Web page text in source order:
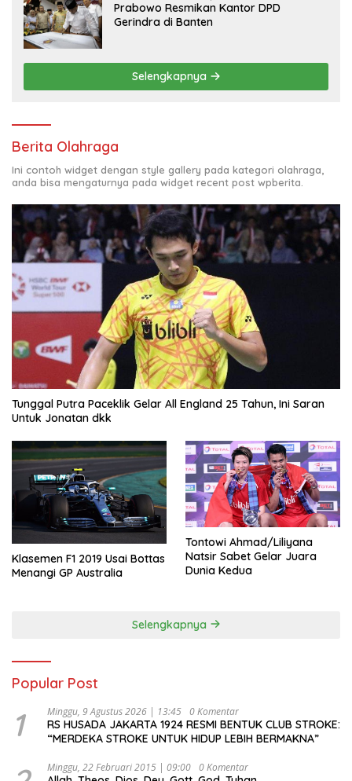
Prabowo Resmikan Kantor DPD
Gerindra di Banten
Selengkapnya
Berita Olahraga
Ini contoh widget dengan style gallery pada kategori olahraga,
anda bisa mengaturnya pada widget recent post wpberita.
Tunggal Putra Paceklik Gelar All England 25 Tahun, Ini Saran
Untuk Jonatan dkk
Klasemen F1 2019 Usai Bottas
Menangi GP Australia
Tontowi Ahmad/Liliyana
Natsir Sabet Gelar Juara
Dunia Kedua
Selengkapnya
Popular Post
1 Minggu, 9 Agustus 2026 | 13:45 0 Komentar
RS HUSADA JAKARTA 1924 RESMI BENTUK CLUB STROKE:
“MERDEKA STROKE UNTUK HIDUP LEBIH BERMAKNA”
Minggu, 22 Februari 2015 | 09:00 0 Komentar